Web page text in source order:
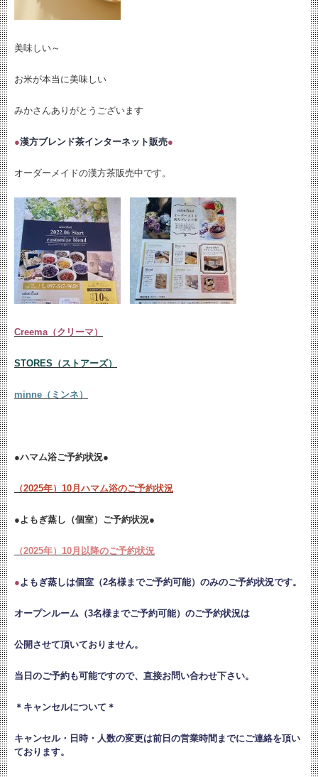
美味しい～
お米が本当に美味しい
みかさんありがとうございます
●漢方ブレンド茶インターネット販売●
オーダーメイドの漢方茶販売中です。
Creema（クリーマ）
STORES（ストアーズ）
minne（ミンネ）
●ハマム浴ご予約状況●
（2025年）10月ハマム浴のご予約状況
●よもぎ蒸し（個室）ご予約状況●
（2025年）10月以降のご予約状況
●よもぎ蒸しは個室（2名様までご予約可能）のみのご予約状況です。
オープンルーム（3名様までご予約可能）のご予約状況は
公開させて頂いておりません。
当日のご予約も可能ですので、直接お問い合わせ下さい。
＊キャンセルについて＊
キャンセル・日時・人数の変更は前日の営業時間までにご連絡を頂い
ております。